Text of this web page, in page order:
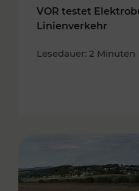
VOR testet
Linienverkehr
Lesedauer: 2 Minuten